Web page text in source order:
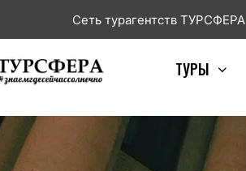
Сеть турагентств ТУРСФЕРА
ТУРЫ